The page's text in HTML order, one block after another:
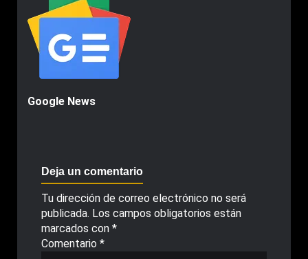
Google News
Deja un comentario
Tu dirección de correo electrónico no será
publicada. Los campos obligatorios están
marcados con *
Comentario *